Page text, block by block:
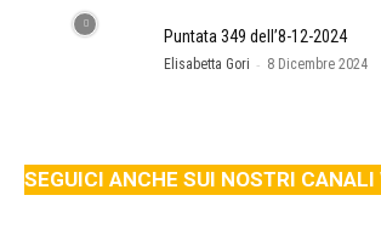
Puntata 349 dell’8-12-2024
Elisabetta Gori - 8 Dicembre 2024
SEGUICI ANCHE SUI NOSTRI CANALI